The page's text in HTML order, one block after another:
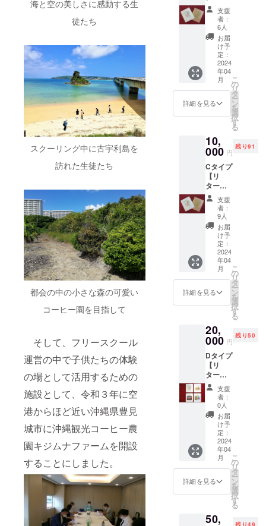
海と空の美しさに感動する生
徒たち
スクーリング中に古宇利島を
訪れた生徒たち
都会の中の小さな森の可愛い
コーヒー園を目指して
そして、フリースクール
運営の中で子供たちの体験
の場として活用するための
施設として、令和３年に空
港からほど近い沖縄県豊見
城市に沖縄観光コーヒー農
園キジムナファームを開設
することにしました。
KIJIMUNA
FARM で
は、これら
の安心安全
なコーヒー
豆を使用し
た、キジム
ナブレンド
キジムナ
ハーブ
ティー、島
バナナやマ
ンゴーなど
の沖縄産ト
ロピカルフ
ルーツや
オーガニッ
ク加工食品
を皆様にお
ます。
美味しく
て、体に良
い、オーガ
ニック作物
だけを皆さ
まにお召し
上がり頂
き、いつま
でも美しく
健やかにお
過ごしいた
だくことが
私たちの願
いです。
KIJIMUNA
可。
（要電
話予
約、交
通・宿
泊費は
自己負
担）
２．お
礼状＆
オリジ
セット
ご支援
いただ
いたお
礼にお
礼状と
キジム
ファー
ムのサ
ンプル
商品
セット
をお送
り致し
ます。
サンプ
が含ま
れま
①キジ
ムナオ
リジナ
ルブレ
ンド
コー
ヒー1個
②キ
ジムナ
ハーブ
コー
ヒー
薬膳珈
琲」1個
ハーブ
ン】
１．キ
ジムナ
ファー
ム会員
証 令和
6年4月1
日から3
年間、
毎年1月
末開催
のビッ
グイベ
「Kijim
una桜
Festival
」に会
員とし
て参加
可。
（要電
話予
約、交
通・宿
泊費は
自己負
担）
２．お
礼状＆
オリジ
セット
ご支援
いただ
いたお
礼にお
礼状と
キジム
ファー
ムのサ
ンプル
商品
セット
をお送
り致し
ます。
サンプ
が含ま
支援
者：
6人
お届
け予
定：
2024
年04
月
詳細を見る
こ
の
リ
タ
ー
ン
を
選
択
す
る
10,
000 円
残り91
Cタイプ
【リ
ター
ン】
１．キ
ジムナ
ファー
ム会員
証 令和
6年4月1
日から3
年間、
毎年1月
末開催
のビッ
グイベ
「Kijim
una桜
Festival
」に会
員とし
て参加
可。
（要電
話予
約、交
通・宿
泊費は
自己負
担）
２．オ
リジナ
ル沖縄
薬を使
支援
者：
9人
お届
け予
定：
2024
年04
月
詳細を見る
こ
の
リ
タ
ー
ン
を
選
択
す
る
20,
000 円
残り50
Dタイプ
【リ
ター
ン】
１．キ
ジムナ
ファー
ムオー
ナー会
員証 令
和6年4
月1日か
ら3年
間、農
園内施
設を年1
まで利
支援
者：
0人
お届
け予
定：
2024
年04
月
詳細を見る
こ
の
リ
タ
ー
ン
を
選
択
す
る
50, 残り49